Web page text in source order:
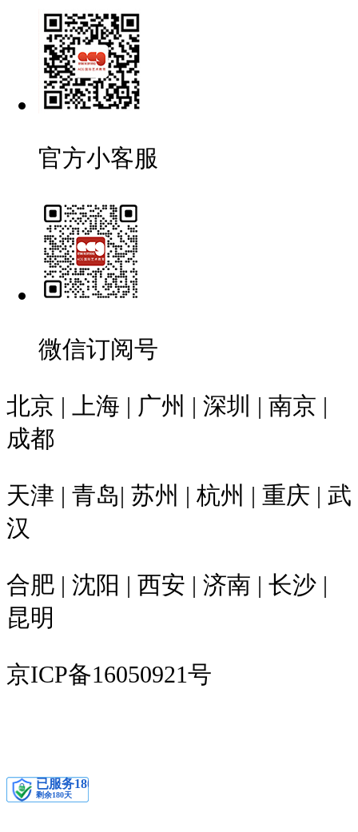
官方小客服
微信订阅号
北京 | 上海 | 广州 | 深圳 | 南京 |
成都
天津 | 青岛| 苏州 | 杭州 | 重庆 | 武
汉
合肥 | 沈阳 | 西安 | 济南 | 长沙 |
昆明
京ICP备16050921号